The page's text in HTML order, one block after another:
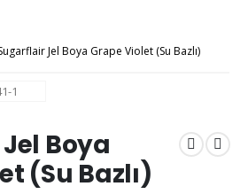
Jel Boya Grape Violet (Su Bazlı)
Boya
(Su Bazlı)